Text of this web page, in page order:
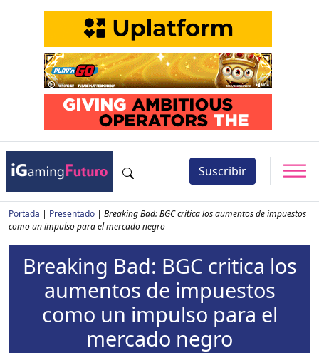
Suscribir
Portada | Presentado | Breaking Bad: BGC critica los aumentos de impuestos
como un impulso para el mercado negro
Breaking Bad: BGC critica los
aumentos de impuestos
como un impulso para el
mercado negro